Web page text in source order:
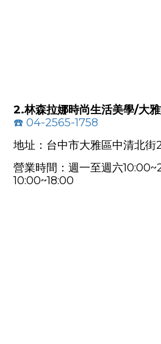
2.林森拉娜時尚生活美學/大
☎️ 04-2565-1758
地址：台中市大雅區中清北街
營業時間：週一至週六
10:00~18:00